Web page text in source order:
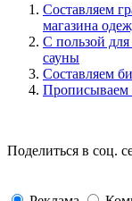
Составляем
магазина
С пользой для
сауны
Составляем
Прописываем
Поделиться в соц.